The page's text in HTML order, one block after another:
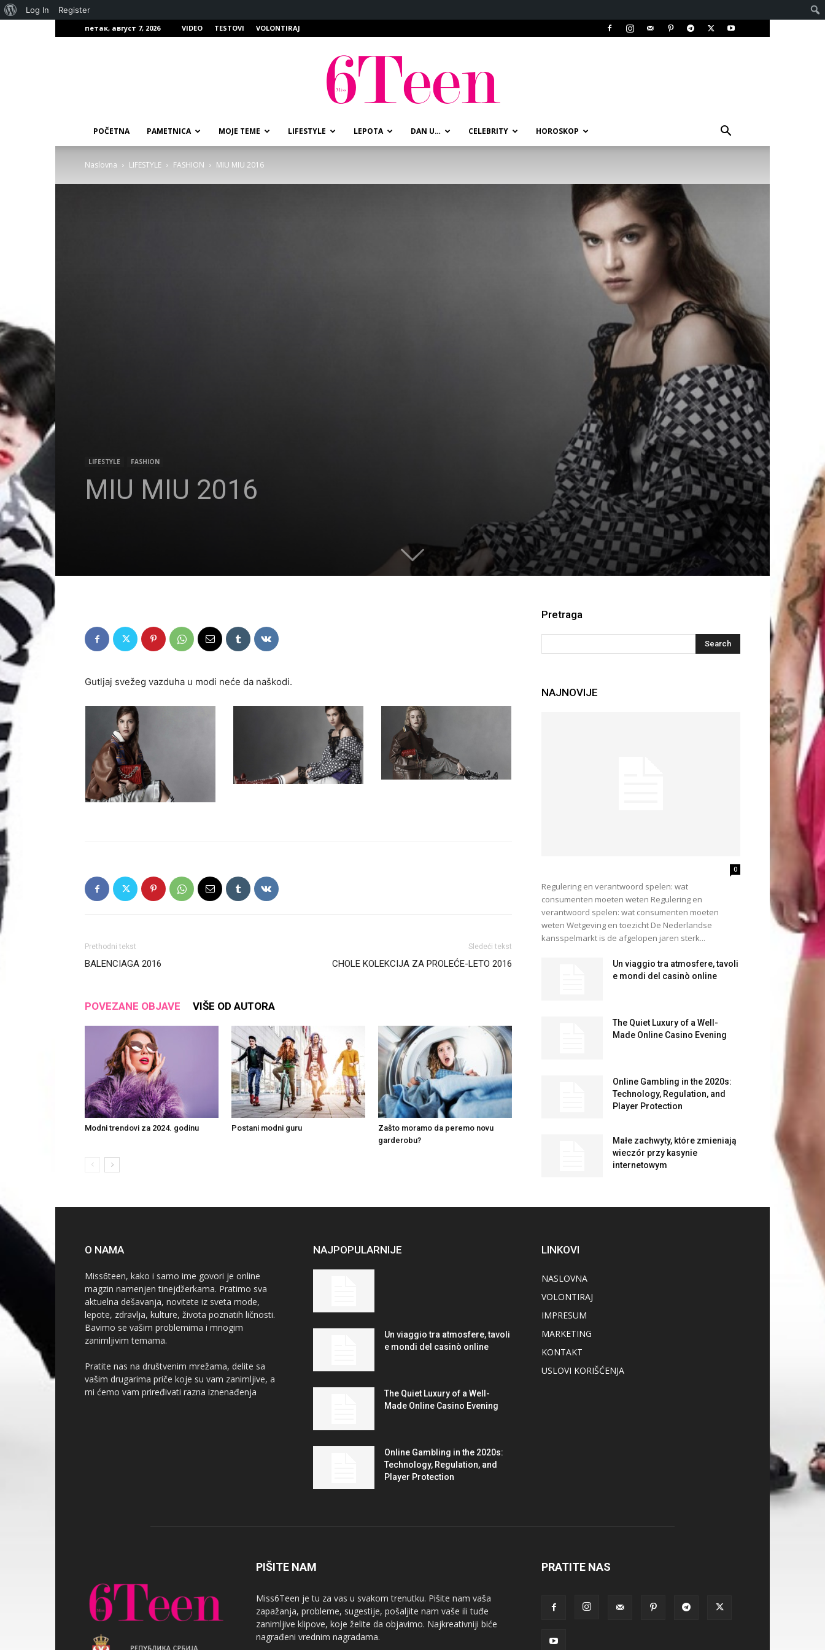
петак, август 7, 2026 VIDEO TESTOVI VOLONTIRAJ
miss6teen
POČETNA PAMETNICA MOJE TEME LIFESTYLE LEPOTA DAN U… CELEBRITY HOROSKOP
Naslovna LIFESTYLE FASHION MIU MIU 2016
LIFESTYLE FASHION
MIU MIU 2016
Gutljaj svežeg vazduha u modi neće da naškodi.
Prethodni tekst
BALENCIAGA 2016
Sledeći tekst
CHOLE KOLEKCIJA ZA PROLEĆE-LETO 2016
POVEZANE OBJAVE VIŠE OD AUTORA
Modni trendovi za 2024. godinu Postani modni guru
Zašto moramo da peremo novu
garderobu?
Pretraga
NAJNOVIJE
0
Regulering en verantwoord spelen: wat
consumenten moeten weten Regulering en
verantwoord spelen: wat consumenten moeten
weten Wetgeving en toezicht De Nederlandse
kansspelmarkt is de afgelopen jaren sterk...
Un viaggio tra atmosfere, tavoli
e mondi del casinò online
The Quiet Luxury of a Well-
Made Online Casino Evening
Online Gambling in the 2020s:
Technology, Regulation, and
Player Protection
Małe zachwyty, które zmieniają
wieczór przy kasynie
internetowym
O NAMA
Miss6teen, kako i samo ime govori je online
magzin namenjen tinejdžerkama. Pratimo sva
aktuelna dešavanja, novitete iz sveta mode,
lepote, zdravlja, kulture, života poznatih ličnosti.
Bavimo se vašim problemima i mnogim
zanimljivim temama.
Pratite nas na društvenim mrežama, delite sa
vašim drugarima priče koje su vam zanimljive, a
mi ćemo vam priređivati razna iznenađenja
NAJPOPULARNIJE
Un viaggio tra atmosfere, tavoli
e mondi del casinò online
The Quiet Luxury of a Well-
Made Online Casino Evening
Online Gambling in the 2020s:
Technology, Regulation, and
Player Protection
LINKOVI
NASLOVNA
VOLONTIRAJ
IMPRESUM
MARKETING
KONTAKT
USLOVI KORIŠĆENJA
PIŠITE NAM
Miss6Teen je tu za vas u svakom trenutku. Pišite nam vaša
zapažanja, probleme, sugestije, pošaljite nam vaše ili tuđe
zanimljive klipove, koje želite da objavimo. Najkreativniji biće
nagrađeni vrednim nagradama.
PRATITE NAS
Log In Register